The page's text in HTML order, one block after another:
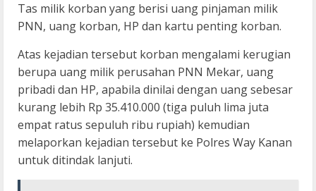
Tas milik korban yang berisi uang pinjaman milik
PNN, uang korban, HP dan kartu penting korban.
Atas kejadian tersebut korban mengalami kerugian
berupa uang milik perusahan PNN Mekar, uang
pribadi dan HP, apabila dinilai dengan uang sebesar
kurang lebih Rp 35.410.000 (tiga puluh lima juta
empat ratus sepuluh ribu rupiah) kemudian
melaporkan kejadian tersebut ke Polres Way Kanan
untuk ditindak lanjuti.